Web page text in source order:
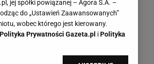
jej spółki powiązanej – Agora S.A. –
do „Ustawień Zaawansowanych”
wobec którego jest kierowany.
Polityka Prywatności Gazeta.pl iPolityka